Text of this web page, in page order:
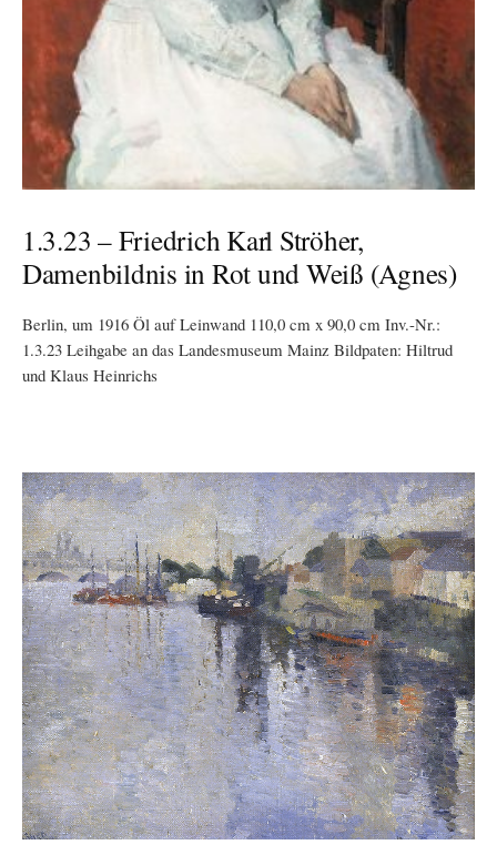
1.3.23 – Friedrich Karl Ströher,
Damenbildnis in Rot und Weiß (Agnes)
Berlin, um 1916 Öl auf Leinwand 110,0 cm x 90,0 cm Inv.-Nr.:
1.3.23 Leihgabe an das Landesmuseum Mainz Bildpaten: Hiltrud
und Klaus Heinrichs